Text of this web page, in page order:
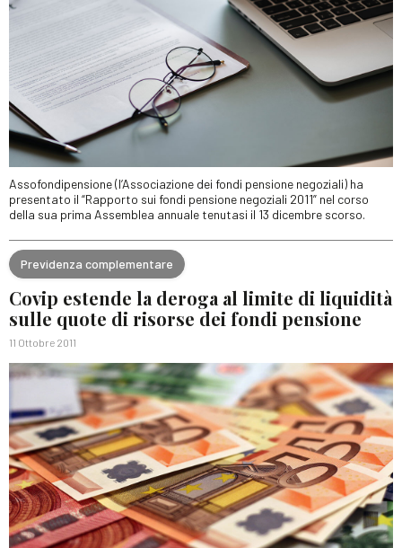
Assofondipensione (l’Associazione dei fondi pensione negoziali) ha
presentato il “Rapporto sui fondi pensione negoziali 2011” nel corso
della sua prima Assemblea annuale tenutasi il 13 dicembre scorso.
Previdenza complementare
Covip estende la deroga al limite di liquidità
sulle quote di risorse dei fondi pensione
11 Ottobre 2011